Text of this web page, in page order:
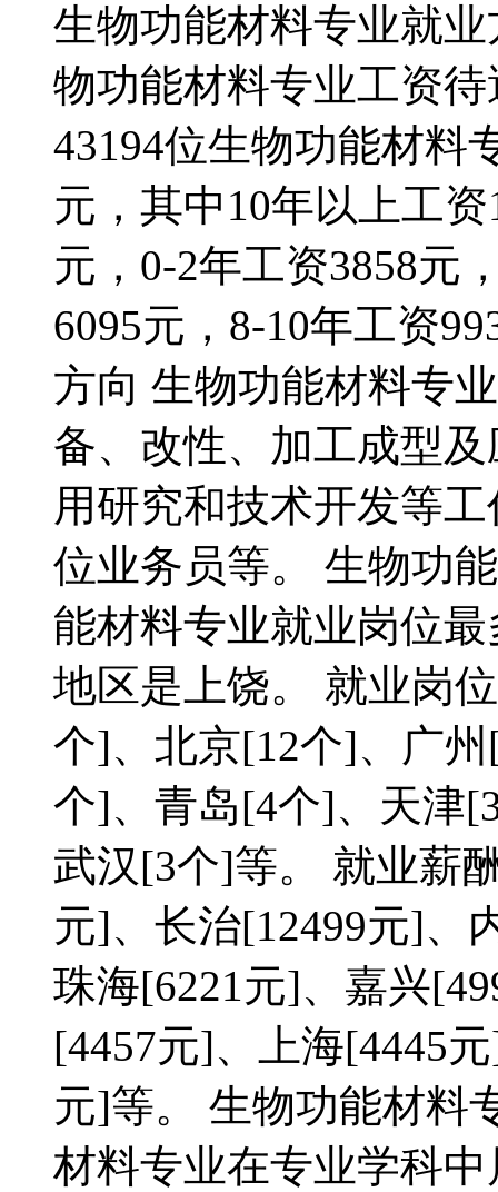
生物功能材料专业就
物功能材料专业工资
43194位生物功能材料
元，其中10年以上工
元，0-2年工资3858元
6095元，8-10年工资
方向 生物功能材料专
备、改性、加工成型
用研究和技术开发等
位业务员等。 生物功
能材料专业就业岗位
地区是上饶。 就业岗
个]、北京[12个]、广
个]、青岛[4个]、天津
武汉[3个]等。 就业薪
元]、长治[12499元]、
珠海[6221元]、嘉兴
[4457元]、上海[4445
元]等。 生物功能材料
材料专业在专业学科